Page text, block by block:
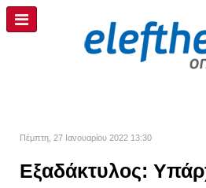
Πέμπτη, 27 Ιανουαρίου 2022 13:30
Εξαδάκτυλος: